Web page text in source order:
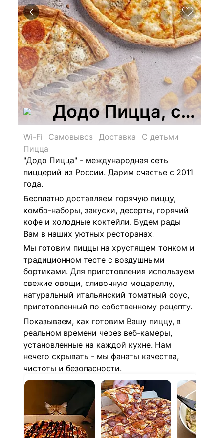
Додо Пицца, сеть
Wi-Fi Самовывоз Доставка
С детьми
Пицца
"Додо Пицца" - международная сеть
пиццерий из России. Дарим счастье с 2011
года.
Бесплатно доставляем горячую пиццу,
комбо-наборы, закуски, десерты, горячий
кофе и холодные коктейли. Будем рады
Вам в наших уютных ресторанах.
Мы готовим пиццы на хрустящем тонком и
традиционном тесте с воздушными
бортиками. Для приготовления используем
свежие овощи, сливочную моцареллу,
натуральный итальянский томатный соус,
приготовленный по собственному рецепту.
Показываем, как готовим Вашу пиццу, в
реальном времени через веб-камеры,
установленные на каждой кухне. Нам
нечего скрывать - мы фанаты качества,
чистоты и безопасности.